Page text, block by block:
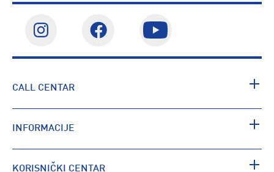
CALL CENTAR
INFORMACIJE
KORISNIČKI CENTAR